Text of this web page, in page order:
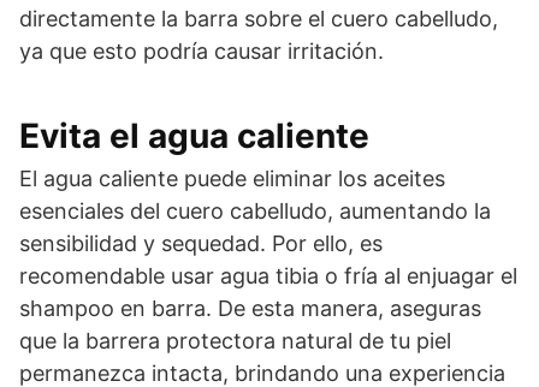
directamente la barra sobre el cuero cabelludo,
ya que esto podría causar irritación.
Evita el agua caliente
El agua caliente puede eliminar los aceites
esenciales del cuero cabelludo, aumentando la
sensibilidad y sequedad. Por ello, es
recomendable usar agua tibia o fría al enjuagar el
shampoo en barra. De esta manera, aseguras
que la barrera protectora natural de tu piel
permanezca intacta, brindando una experiencia